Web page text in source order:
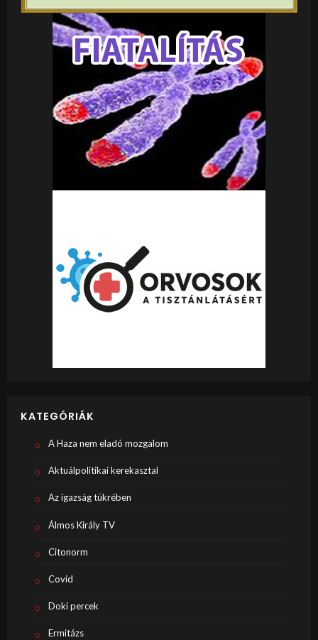
KATEGÓRIÁK
A Haza nem eladó mozgalom
Aktuálpolitikai kerekasztal
Az igazság tükrében
Álmos Király TV
Citonorm
Covid
Doki percek
Ermitázs